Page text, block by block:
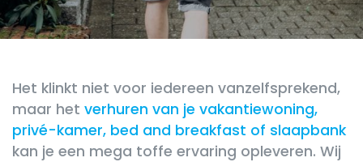
Het klinkt niet voor iedereen vanzelfsprekend,
maar het verhuren van je vakantiewoning,
privé-kamer, bed and breakfast of slaapbank
kan je een mega toffe ervaring opleveren. Wij